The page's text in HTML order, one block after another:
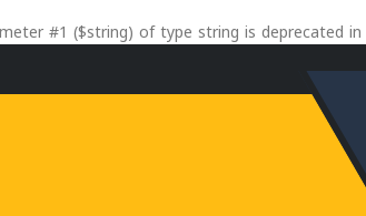
#1 ($string) of type string is deprecated in